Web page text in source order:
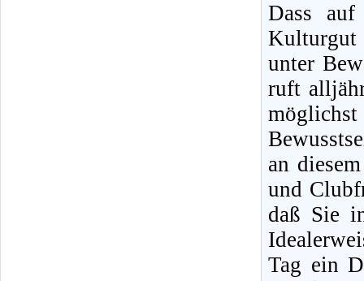
Dass
Kulturgut
unter
ruft
an
und
daß Sie
Tag ein